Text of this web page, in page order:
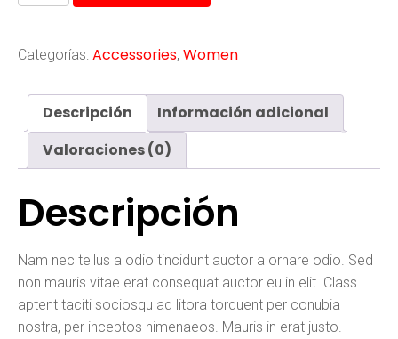
Bracelet
Categorías: Accessories, Women
Descripción
Información adicional
Valoraciones (0)
Descripción
Nam nec tellus a odio tincidunt auctor a ornare odio. Sed
non mauris vitae erat consequat auctor eu in elit. Class
aptent taciti sociosqu ad litora torquent per conubia
nostra, per inceptos himenaeos. Mauris in erat justo.